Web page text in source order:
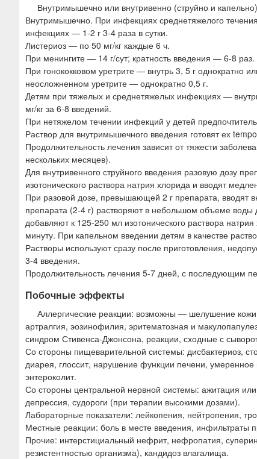
Внутримышечно или внутривенно (струйно и
Внутримышечно. При инфекциях среднетяжелого
инфекциях — 1-2 г 3-4 раза в сутки.
Листериоз — по 50 мг/кг каждые 6 ч.
При менингите — 14 г/сут; кратность введения — 6-8 раз.
При гонококковом уретрите — внутрь 3, 5 г однократно
неосложненном уретрите — однократно 0,5 г.
Детям при тяжелых и среднетяжелых инфекциях —
мг/кг за 6-8 введений.
При нетяжелом течении инфекций у детей
Раствор для внутримышечного введения готовят ех
Продолжительность лечения зависит от тяжести
нескольких месяцев).
Для внутривенного струйного введения разовую дозу
изотонического раствора натрия хлорида и вводят
При разовой дозе, превышающей 2 г препарата, вводят
препарата (2-4 г) растворяют в небольшом объеме воды
добавляют к 125-250 мл изотонического раствора
минуту. При капельном введении детям в качестве
Растворы используют сразу после приготовления,
3-4 введения.
Продолжительность лечения 5-7 дней, с последующим
Побочные эффекты
Аллергические реакции: возможны — шелушение
артралгия, эозинофилия, эритематозная и
синдром Стивенса-Джонсона, реакции, сходные с
Со стороны пищеварительной системы: дисбактериоз,
диарея, глоссит, нарушение функции печени,
энтероколит.
Со стороны центральной нервной системы: ажитация
депрессия, судороги (при терапии высокими дозами).
Лабораторные показатели: лейкопения, нейтропения,
Местные реакции: боль в месте введения, инфильтраты
Прочие: интерстициальный нефрит, нефропатия,
резистентностью организма), кандидоз влагалища.